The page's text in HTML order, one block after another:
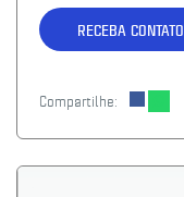
RECEBA CONTATO
Compartilhe: